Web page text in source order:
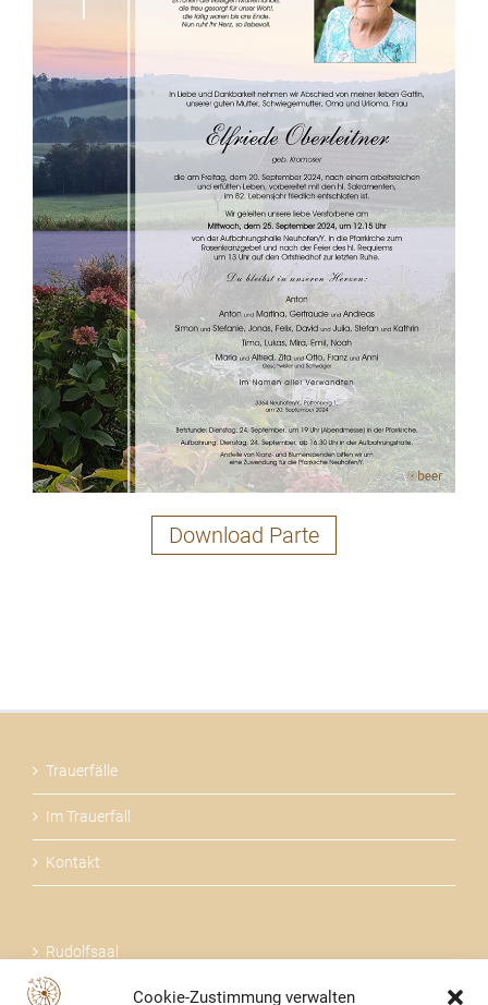
Cookie-Zustimmung verwalten
Download Parte
Trauerfälle
Im Trauerfall
Kontakt
Rudolfsaal
Über uns